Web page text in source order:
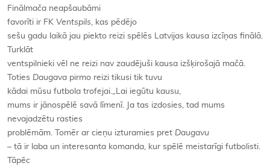
Finālmača neapšaubāmi
favorīti ir FK Ventspils, kas pēdējo
sešu gadu laikā jau piekto reizi spēlēs Latvijas kausa izcīņas finālā.
Turklāt
ventspilnieki vēl ne reizi nav zaudējuši kausa izšķirošajā mačā.
Toties Daugava pirmo reizi tikusi tik tuvu
kādai mūsu futbola trofejai.„Lai iegūtu kausu,
mums ir jānospēlē savā līmenī. Ja tas izdosies, tad mums
nevajadzētu rasties
problēmām. Tomēr ar cieņu izturamies pret Daugavu
– tā ir laba un interesanta komanda, kur spēlē meistarīgi futbolisti.
Tāpēc